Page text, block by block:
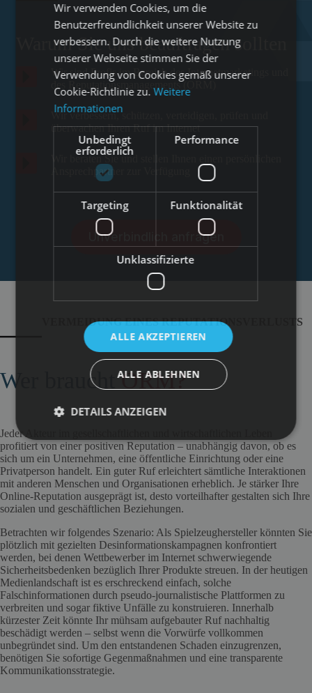
Warum Sie uns beauftragen sollten
Wir sind Profis im Bereich des Internetmarketings und
des Reputationsmanagements (ORM)
Wir verbessern, schützen, verteidigen, prüfen und
überwachen Ihren Ruf im Internet
Wir beraten Sie und stellen Ihnen einen persönlichen
Ansprechpartner zur Verfügung
Unverbindlich anfragen
VERMEIDUNG EINES REPUTATIONSVERLUSTS
Wer brauchtORM?
Jeder Akteur im gesellschaftlichen und wirtschaftlichen Leben
profitiert von einer positiven Reputation – unabhängig davon, ob es
sich um ein Unternehmen, eine öffentliche Einrichtung oder eine
Privatperson handelt. Ein guter Ruf erleichtert sämtliche Interaktionen
mit anderen Menschen und Organisationen erheblich. Je stärker Ihre
Online-Reputation ausgeprägt ist, desto vorteilhafter gestalten sich Ihre
sozialen und geschäftlichen Beziehungen.
Betrachten wir folgendes Szenario: Als Spielzeughersteller könnten Sie
plötzlich mit gezielten Desinformationskampagnen konfrontiert
werden, bei denen Wettbewerber im Internet schwerwiegende
Sicherheitsbedenken bezüglich Ihrer Produkte streuen. In der heutigen
Medienlandschaft ist es erschreckend einfach, solche
Falschinformationen durch pseudo-journalistische Plattformen zu
verbreiten und sogar fiktive Unfälle zu konstruieren. Innerhalb
kürzester Zeit könnte Ihr mühsam aufgebauter Ruf nachhaltig
beschädigt werden – selbst wenn die Vorwürfe vollkommen
unbegründet sind. Um den entstandenen Schaden einzugrenzen,
benötigen Sie sofortige Gegenmaßnahmen und eine transparente
Kommunikationsstrategie.
Wir verwenden Cookies, um die
Benutzerfreundlichkeit unserer Website zu
verbessern. Durch die weitere Nutzung
unserer Webseite stimmen Sie der
Verwendung von Cookies gemäß unserer
Cookie-Richtlinie zu.Weitere
Informationen
Unbedingt
erforderlich
Performance
Targeting Funktionalität
Unklassifizierte
ALLE AKZEPTIEREN
ALLE ABLEHNEN
DETAILS ANZEIGEN